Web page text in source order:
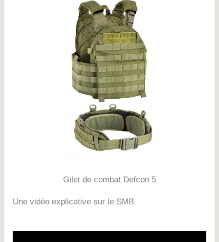
Gilet de combat Defcon 5
Une vidéo explicative sur le SMB